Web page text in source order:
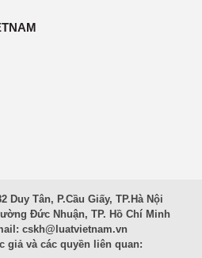
Duy Tân, P.Cầu Giấy, TP.Hà Nội
Đức Nhuận, TP. Hồ Chí Minh
cskh@luatvietnam.vn
giả và các quyền liên quan: